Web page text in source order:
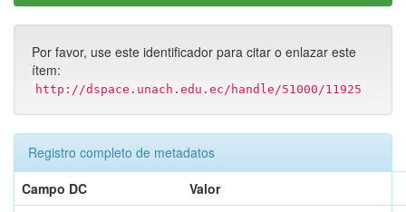
Por favor, use este identificador para citar o enlazar este
ítem:
http://dspace.unach.edu.ec/handle/51000/11925
Registro completo de metadatos
Campo DC
Valor